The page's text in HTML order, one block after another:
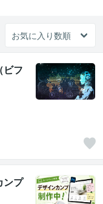
ビフ
ンプ